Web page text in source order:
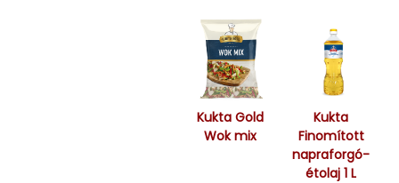
Kukta Gold
Wok mix
Kukta
Finomított
napraforgó-
étolaj 1 L